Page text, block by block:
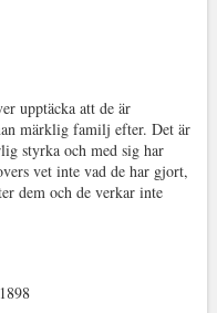
upptäcka att de är
märklig familj efter. Det är
styrka och med sig har
vet inte vad de har gjort,
dem och de verkar inte